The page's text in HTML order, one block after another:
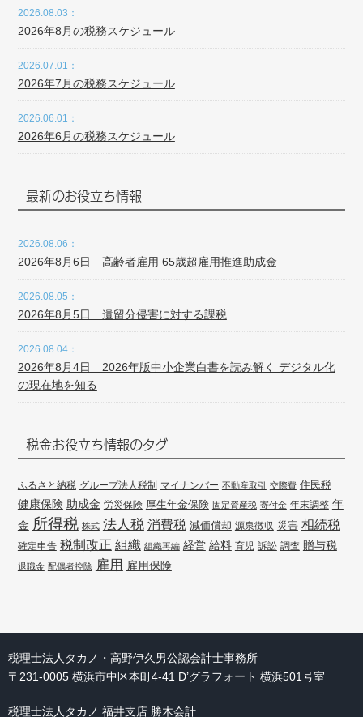
2026.08.03：
2026年8月の税務スケジュール
2026.07.01：
2026年7月の税務スケジュール
2026.06.01：
2026年6月の税務スケジュール
最新のお役立ち情報
2026.08.06：
2026年8月6日 高齢者雇用 65歳超雇用推進助成金
2026.08.05：
2026年8月5日 遺留分侵害に対する課税
2026.08.04：
2026年8月4日 2026年版中小企業白書を読み解く デジタル化
の現在地を知る
税金お役立ち情報のタグ
ふるさと納税 グループ法人税制 マイナンバー 不動産取引 交際費 住民税
健康保険 助成金 労災保険 厚生年金保険 固定資産税 寄付金 年末調整 年
金 所得税 株式 法人税 消費税 減価償却 源泉徴収 災害 相続税
確定申告 税制改正 組織 組織再編 経営 給料 育児 訴訟 調査 贈与税
退職金 配偶者控除 雇用 雇用保険
税理士法人タカノ・高野伊久男公認会計士事務所
〒231-0005 横浜市中区本町4-41 D’グラフォート 横浜501号室
税理士法人タカノ 福井支店 勝木会計